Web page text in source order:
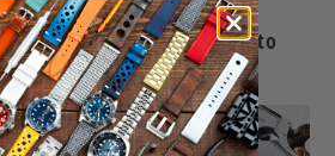
Please provide the
like to have translated into